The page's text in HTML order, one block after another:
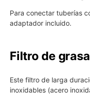
Para conectar tuberías
adaptador incluido.
Filtro de
Este filtro de larga
inoxidables (acero